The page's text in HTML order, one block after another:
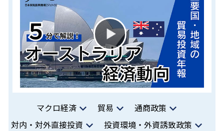
マクロ経済 貿易
通商政策
対内・対外直接投資
投資環境・外資誘致政策